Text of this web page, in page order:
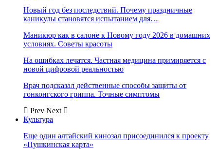
Новый год без последствий. Почему праздничные
каникулы становятся испытанием для…
Маникюр как в салоне к Новому году 2026 в домашних
условиях. Советы красоты
На ошибках лечатся. Частная медицина примиряется с
новой цифровой реальностью
Врач подсказал действенные способы защиты от
гонконгского гриппа. Точные симптомы
Prev Next
Культура
Еще один алтайский кинозал присоединился к проекту
«Пушкинская карта»